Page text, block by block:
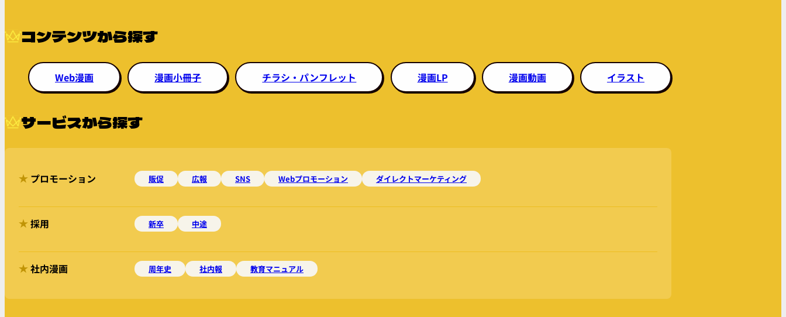
コンテンツから探す
Web漫画 漫画小冊子 チラシ・パンフレット 漫画LP 漫画動画 イラスト
サービスから探す
プロモーション 販促 広報 SNS Webプロモーション ダイレクトマーケティング
採用 新卒 中途
社内漫画 周年史 社内報 教育マニュアル